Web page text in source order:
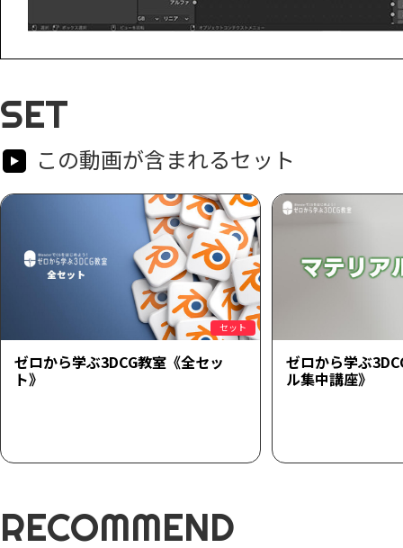
SET
この動画が含まれるセット
セット
ゼロから学ぶ3DCG教室《全セッ
ト》
ゼロから学ぶ
ル集中講座》
RECOMMEND